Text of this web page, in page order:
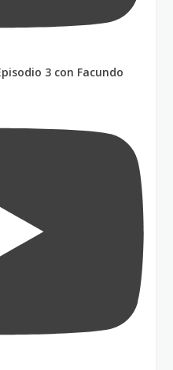
3 con Facundo